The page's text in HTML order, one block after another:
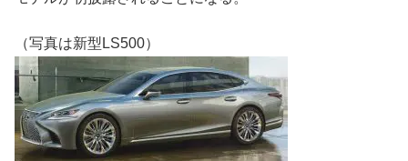
（写真は新型LS500）